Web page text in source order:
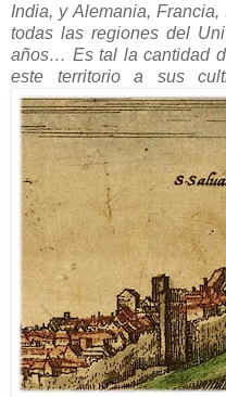
India, y Alemania,
todas las regiones del
años… Es tal la cantidad
este territorio a sus